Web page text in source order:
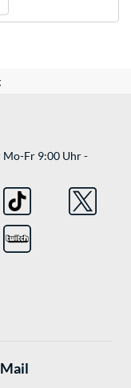
Mo-Fr 9:00 Uhr -